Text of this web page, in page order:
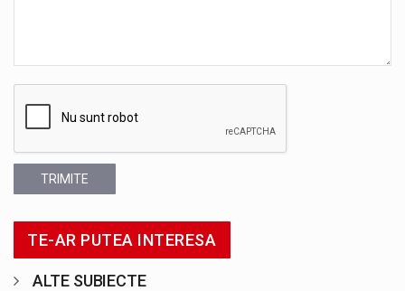
TRIMITE
TE-AR PUTEA INTERESA
ALTE SUBIECTE